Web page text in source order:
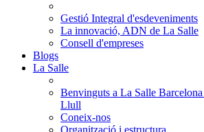
Gestió Integral d'esdeveniments
La innovació, ADN de La Salle
Consell d'empreses
Blogs
La Salle
Benvinguts a La Salle
Llull
Coneix-nos
Organització i estructura